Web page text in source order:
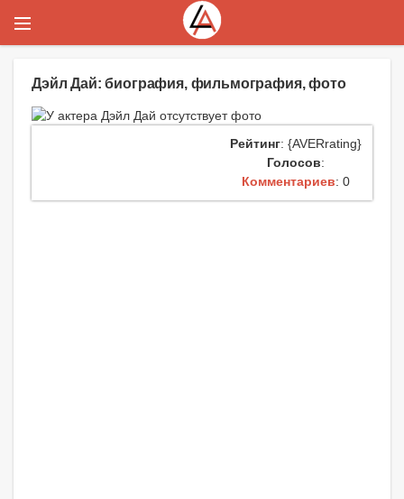
Дэйл Дай: биография, фильмография, фото
Рейтинг: {AVERrating}
Голосов:
Комментариев: 0